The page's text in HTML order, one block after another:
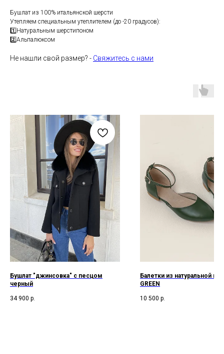
Бушлат из 100% итальянской шерсти
Утепляем специальным утеплителем (до -20 градусов):
1️⃣Натуральным шерстипоном
2️⃣Альпалюксом
Не нашли свой размер? - Свяжитесь с нами
Бушлат "джинсовка" с песцом
черный
34 900 р.
Балетки из натуральной
GREEN
10 500 р.